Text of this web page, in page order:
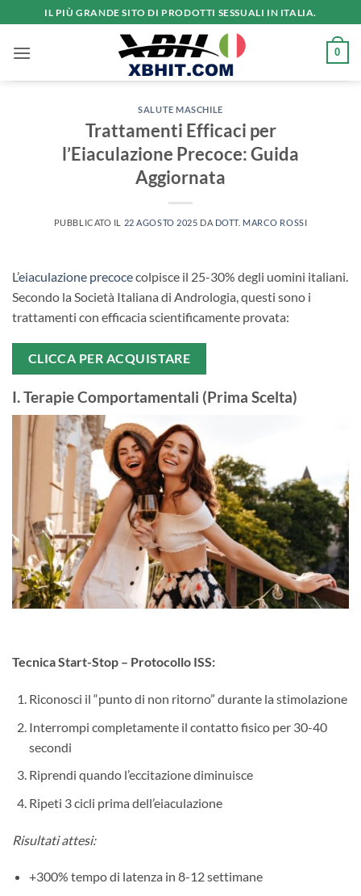
ai
contenuti
IL PIÙ GRANDE SITO DI PRODOTTI SESSUALI IN ITALIA.
0
SALUTE MASCHILE
Trattamenti Efficaci per
l’Eiaculazione Precoce: Guida
Aggiornata
PUBBLICATO IL 22 AGOSTO 2025 DA DOTT. MARCO ROSSI
L’eiaculazione precocecolpisce il 25-30% degli uomini italiani.
Secondo la Società Italiana di Andrologia, questi sono i
trattamenti con efficacia scientificamente provata:
CLICCA PER ACQUISTARE
I. Terapie Comportamentali (Prima Scelta)
Tecnica Start-Stop – Protocollo ISS:​
Riconosci il “punto di non ritorno” durante la stimolazione
Interrompi completamente il contatto fisico per 30-40
secondi
Riprendi quando l’eccitazione diminuisce
Ripeti 3 cicli prima dell’eiaculazione
Risultati attesi:
+300% tempo di latenza in 8-12 settimane